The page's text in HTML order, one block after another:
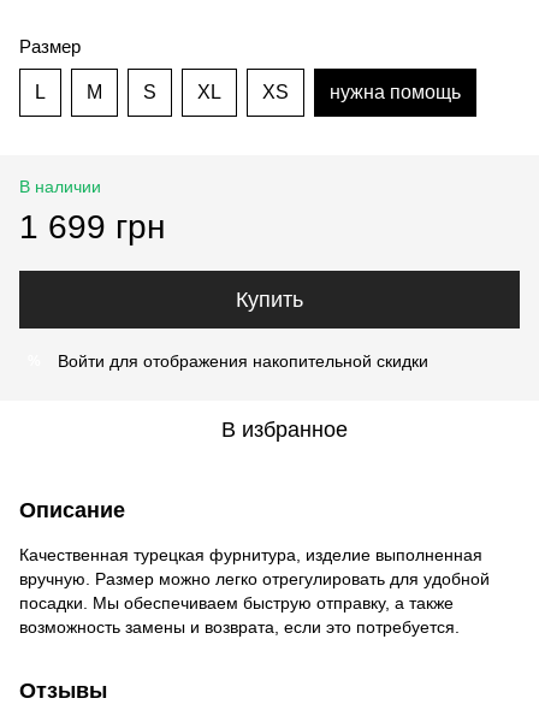
Размер
L M S XL XS нужна помощь
В наличии
1 699 грн
Купить
Войти для отображения накопительной скидки
В избранное
Описание
Качественная турецкая фурнитура, изделие выполненная
вручную. Размер можно легко отрегулировать для удобной
посадки. Мы обеспечиваем быструю отправку, а также
возможность замены и возврата, если это потребуется.
Отзывы